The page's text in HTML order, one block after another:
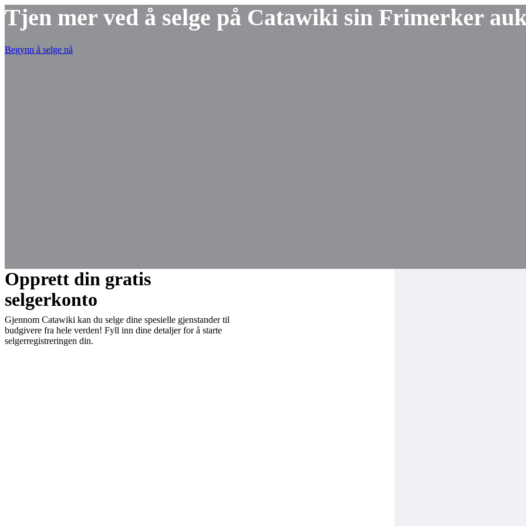
Tjen mer ved å selge på Catawiki sin Frimerker
Begynn å selge nå
Opprett din gratis
selgerkonto
Gjennom Catawiki kan du selge dine spesielle gjenstander til
budgivere fra hele verden! Fyll inn dine detaljer for å starte
selgerregistreringen din.